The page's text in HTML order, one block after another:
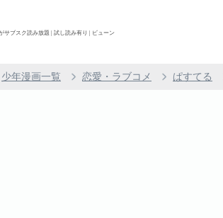
サブスク読み放題 | 試し読み有り | ビューン
少年漫画一覧 恋愛・ラブコメ ぱすてる